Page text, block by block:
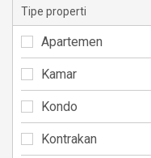
Tipe properti
Apartemen
Kamar
Kondo
Kontrakan